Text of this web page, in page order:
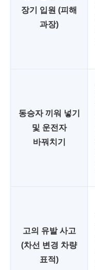
장기 입원 (피해
과장)
동승자 끼워 넣기
및 운전자
바꿔치기
고의 유발 사고
(차선 변경 차량
표적)